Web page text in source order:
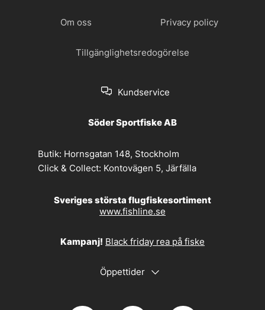
Om oss Privacy policy
Tillgänglighetsredogörelse
Kundservice
Söder Sportfiske AB
Butik: Hornsgatan 148, Stockholm
Click & Collect: Kontovägen 5, Järfälla
Sveriges största flugfiskesortiment
www.fishline.se
Kampanj! Black friday rea på fiske
Öppettider